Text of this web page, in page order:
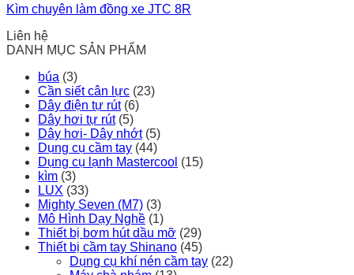
Kìm chuyên làm đồng xe JTC 8R
Liên hệ
DANH MỤC SẢN PHẨM
búa (3)
Cần siết cân lực (23)
Dây điện tự rút (6)
Dây hơi tự rút (5)
Dây hơi- Dây nhớt (5)
Dụng cụ cầm tay (44)
Dụng cụ lạnh Mastercool (15)
kìm (3)
LUX (33)
Mighty Seven (M7) (3)
Mô Hình Dạy Nghề (1)
Thiết bị bơm hút dầu mỡ (29)
Thiết bị cầm tay Shinano (45)
Dụng cụ khí nén cầm tay (22)